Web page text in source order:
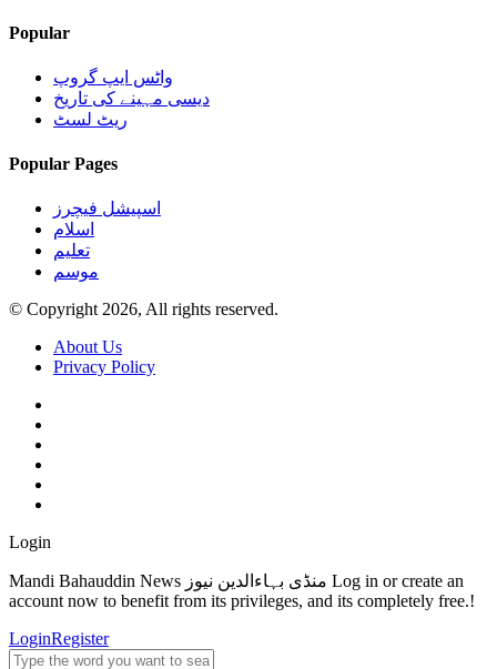
Popular
واٹس ایپ گروپ
دیسی مہینے کی تاریخ
ریٹ لسٹ
Popular Pages
اسپیشل فیچرز
اسلام
تعلیم
موسم
© Copyright 2026, All rights reserved.
About Us
Privacy Policy
Login
Mandi Bahauddin News منڈی بہاءالدین نیوز Log in or create an
account now to benefit from its privileges, and its completely free.!
LoginRegister